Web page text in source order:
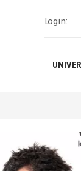
Login: